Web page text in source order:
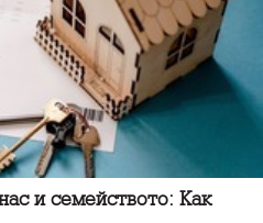
и семейството: Как